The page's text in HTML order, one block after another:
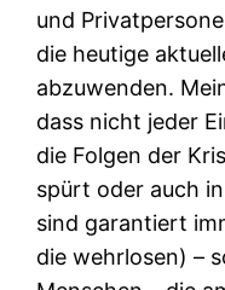
und
die heutige
abzuwenden.
dass nicht jeder
die Folgen der
spürt oder auch
sind garantiert
die wehrlosen) –